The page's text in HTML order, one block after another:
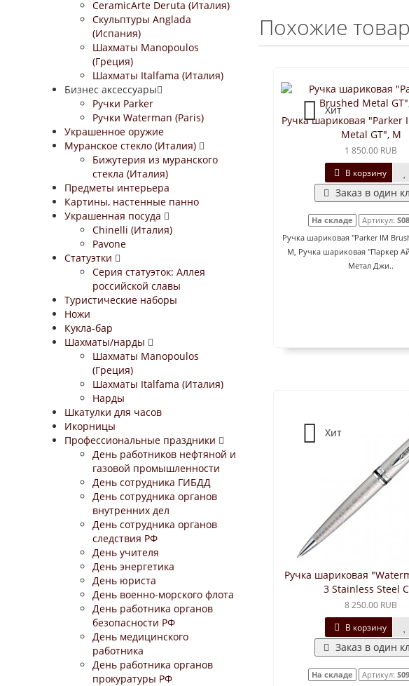
CeramicArte Deruta (Италия)
Скульптуры Anglada
(Испания)
Шахматы Manopoulos
(Греция)
Шахматы Italfama (Италия)
Бизнес аксессуары
Ручки Parker
Ручки Waterman (Paris)
Украшенное оружие
Муранское стекло (Италия)
Бижутерия из муранского
стекла (Италия)
Предметы интерьера
Картины, настенные панно
Украшенная посуда
Chinelli (Италия)
Pavone
Статуэтки
Серия статуэток: Аллея
российской славы
Туристические наборы
Ножи
Кукла-бар
Шахматы/нарды
Шахматы Manopoulos
(Греция)
Шахматы Italfama (Италия)
Нарды
Шкатулки для часов
Икорницы
Профессиональные праздники
День работников нефтяной и
газовой промышленности
День сотрудника ГИБДД
День сотрудника органов
внутренних дел
День сотрудника органов
следствия РФ
День учителя
День энергетика
День юриста
День военно-морского флота
День работника органов
безопасности РФ
День медицинского
работника
День работника органов
прокуратуры РФ
Похожие
Хит
Ручка шариковая "Parker
Metal GT", M
1 850.00 RUB
В корзину
Заказ в один
На складе Артикул:
Ручка шариковая "Parker IM
M, Ручка шариковая "Паркер
Метал Джи..
Хит
Ручка шариковая
3 Stainless Steel
8 250.00 RUB
В корзину
Заказ в один
На складе Артикул: